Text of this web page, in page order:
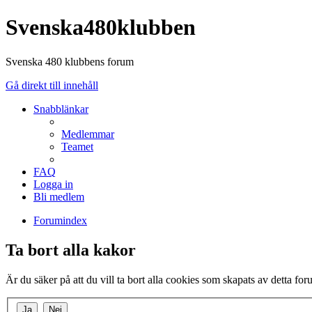
Svenska480klubben
Svenska 480 klubbens forum
Gå direkt till innehåll
Snabblänkar
Medlemmar
Teamet
FAQ
Logga in
Bli medlem
Forumindex
Ta bort alla kakor
Är du säker på att du vill ta bort alla cookies som skapats av detta